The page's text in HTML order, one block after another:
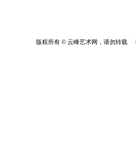
版权所有 © 云峰艺术网，请勿转载